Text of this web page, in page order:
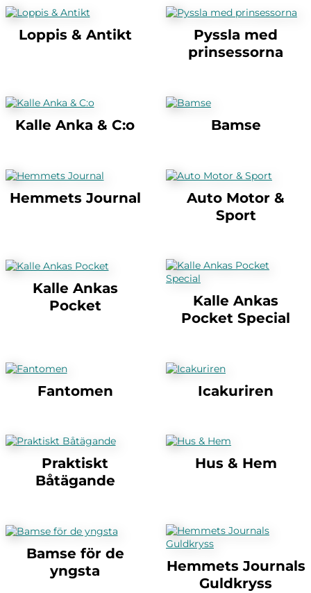
Loppis & Antikt
Pyssla med
prinsessorna
Kalle Anka & C:o Bamse
Hemmets Journal
Auto Motor &
Sport
Kalle Ankas
Pocket
Kalle Ankas
Pocket Special
Fantomen Icakuriren
Praktiskt
Båtägande
Hus & Hem
Bamse för de
yngsta
Hemmets Journals
Guldkryss